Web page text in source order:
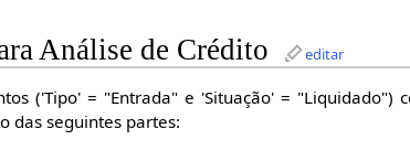
Análise de Crédito editar
('Tipo' = "Entrada" e 'Situação' = "Liquidado")
das seguintes partes: